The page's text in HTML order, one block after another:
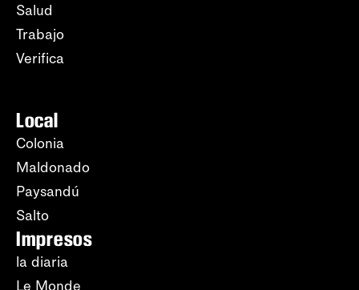
Salud
Trabajo
Verifica
Local
Colonia
Maldonado
Paysandú
Salto
Impresos
la diaria
Le Monde